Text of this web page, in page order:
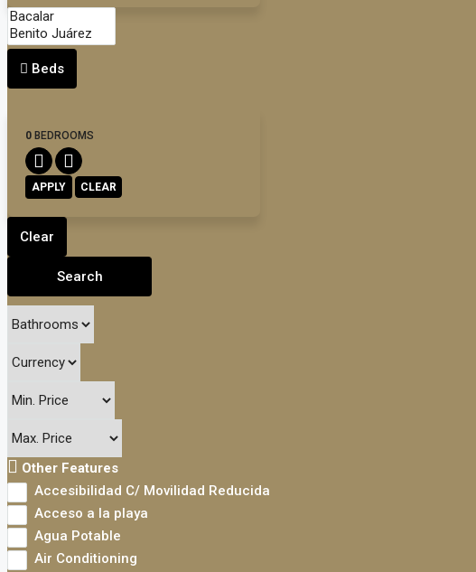
Beds
0 BEDROOMS
APPLY CLEAR
Clear
Search
Other Features
Accesibilidad C/ Movilidad Reducida
Acceso a la playa
Agua Potable
Air Conditioning